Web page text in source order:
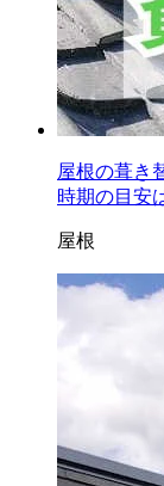
屋根の葺き
時期の目安
屋根